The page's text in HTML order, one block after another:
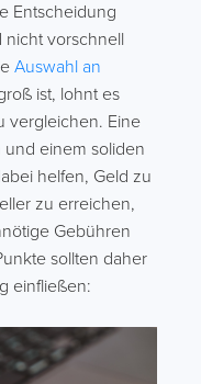
Entscheidung
nicht vorschnell
Auswahl an
ist, lohnt es
vergleichen. Eine
und einem soliden
helfen, Geld zu
zu erreichen,
Gebühren
sollten daher
einfließen: